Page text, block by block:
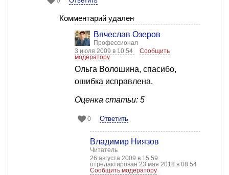
Комментарий удален
Вячеслав Озеров
Профессионал
3 июля 2009 в 10:54
Сообщить
модератору
Ольга Волошина, спасибо,
ошибка исправлена.
Оценка статьи: 5
0 Ответить
Владимир Ниязов
Читатель
26 августа 2009 в 15:59
отредактирован 23 мая 2018 в 08:54
Сообщить модератору